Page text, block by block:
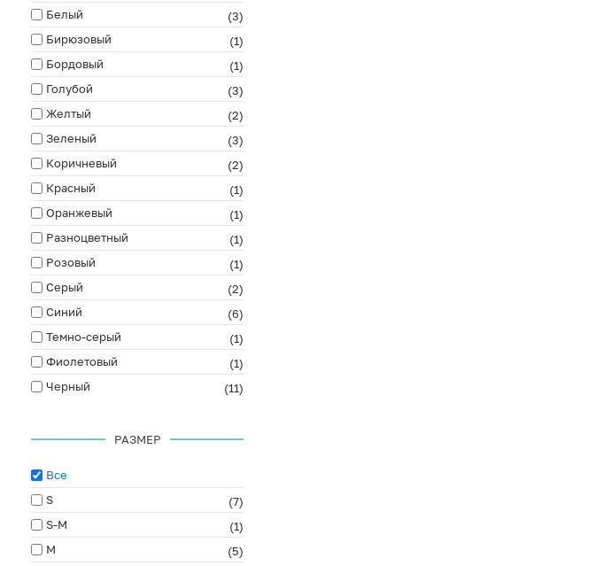
Белый
(3)
Бирюзовый
(1)
Бордовый
(1)
Голубой
(3)
Желтый
(2)
Зеленый
(3)
Коричневый
(2)
Красный
(1)
Оранжевый
(1)
Разноцветный
(1)
Розовый
(1)
Серый
(2)
Синий
(6)
Темно-серый
(1)
Фиолетовый
(1)
Черный
(11)
РАЗМЕР
Все
S
(7)
S-M
(1)
M
(5)